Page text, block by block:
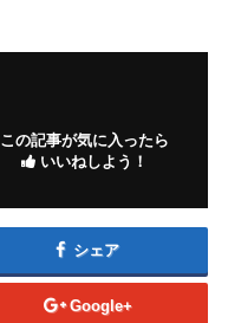
この記事が気に入ったら
いいねしよう！
シェア
Google+